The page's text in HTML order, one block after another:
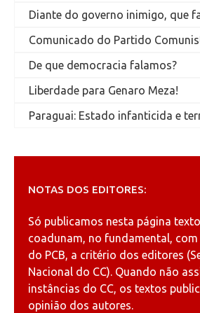
Diante do governo inimigo, que
Comunicado do Partido
De que democracia falamos?
Liberdade para Genaro Meza!
Paraguai: Estado infanticida e
NOTAS DOS EDITORES:
Só publicamos nesta página
coadunam, no fundamental,
do PCB, a critério dos editores
Nacional do CC). Quando não
instâncias do CC, os textos
opinião dos autores.